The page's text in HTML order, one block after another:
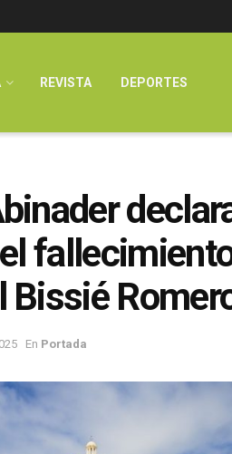
REVISTA DEPORTES
Bissié
En Portada